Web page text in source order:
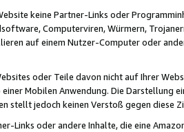
keine Partner-Links oder
Computerviren, Würmern,
auf einem Nutzer-Computer oder
oder Teile davon nicht auf Ihrer
einer Mobilen Anwendung. Die Darstellung
stellt jedoch keinen Verstoß gegen diese
Links oder andere Inhalte, die eine